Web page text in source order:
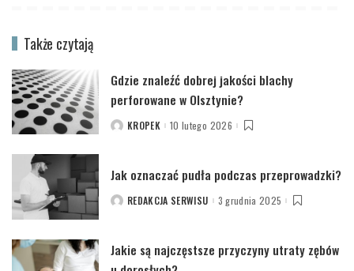
Także czytają
Gdzie znaleźć dobrej jakości blachy
perforowane w Olsztynie?
POSTEDKROPEK 10 lutego 2026
Jak oznaczać pudła podczas przeprowadzki?
POSTEDREDAKCJA SERWISU 3 grudnia 2025
Jakie są najczęstsze przyczyny utraty zębów